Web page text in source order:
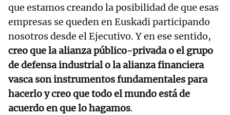
que estamos creando la posibilidad de que esas
empresas se queden en Euskadi participando
nosotros desde el Ejecutivo. Y en ese sentido,
creo que la alianza público-privada o el grupo
de defensa industrial o la alianza financiera
vasca son instrumentos fundamentales para
hacerlo y creo que todo el mundo está de
acuerdo en que lo hagamos.